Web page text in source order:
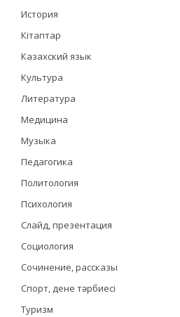
История
Кітаптар
Казахский язык
Культура
Литература
Медицина
Музыка
Педагогика
Политология
Психология
Слайд, презентация
Социология
Сочинение, рассказы
Спорт, дене тәрбиесі
Туризм